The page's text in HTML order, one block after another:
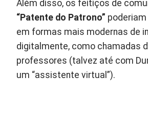
Além disso, os feitiços de
“Patente do Patrono”
em formas mais modernas de
digitalmente, como chamadas
professores (talvez até com
um “assistente virtual”).